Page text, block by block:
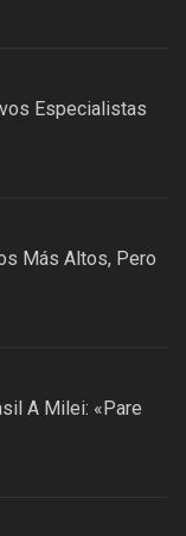
Especialistas
Más Altos, Pero
A Milei: «Pare